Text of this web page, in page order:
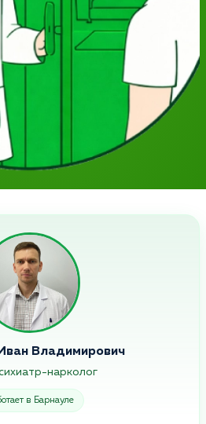
Владимирович
нарколог
в Барнауле